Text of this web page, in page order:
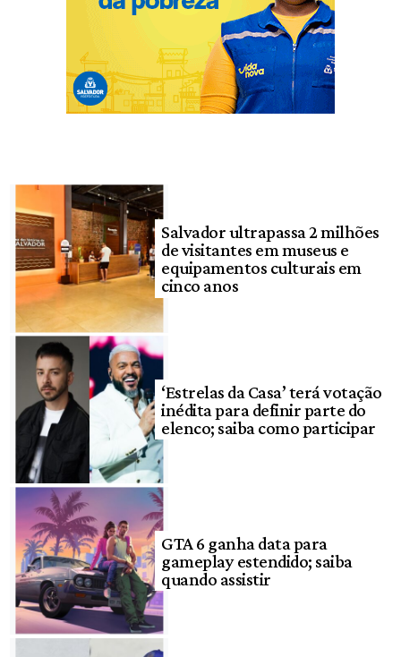
Salvador ultrapassa 2 milhões
de visitantes em museus e
equipamentos culturais em
cinco anos
‘Estrelas da Casa’ terá votação
inédita para definir parte do
elenco; saiba como participar
GTA 6 ganha data para
gameplay estendido; saiba
quando assistir